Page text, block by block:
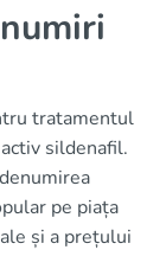
tratamentul
sildenafil.
pe piața
și a prețului